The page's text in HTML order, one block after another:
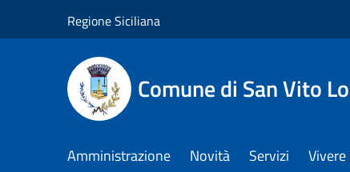
Regione Siciliana
Comune di San Vito
Amministrazione Novità Servizi